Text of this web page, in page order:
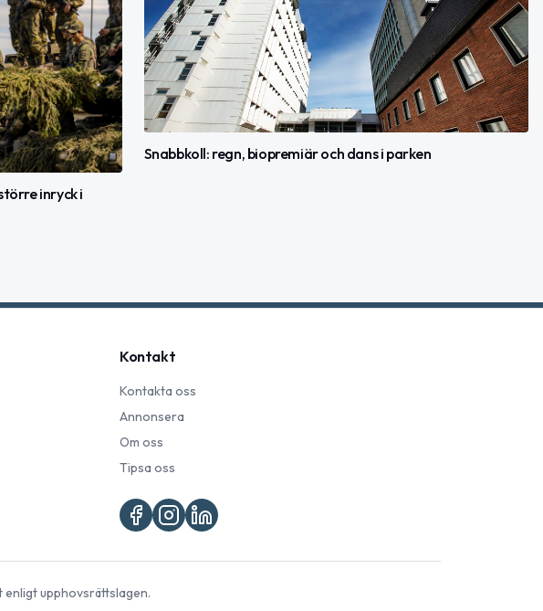
inryck i
Snabbkoll: regn, biopremiär och dans i parken
Kontakt
Kontakta oss
Annonsera
Om oss
Tipsa oss
upphovsrättslagen.